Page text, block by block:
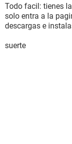
Todo facil: tienes
solo entra a la
descargas e
suerte